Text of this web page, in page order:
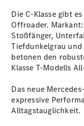
Die C-Klasse gibt
Offroader.
Stoßfänger,
Tiefdunkelgrau
betonen den
Klasse T-Modells
Das neue
expressive
Alltagstauglichkeit.